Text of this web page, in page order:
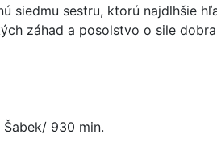
siedmu sestru, ktorú najdlhšie
záhad a posolstvo o sile
930 min.